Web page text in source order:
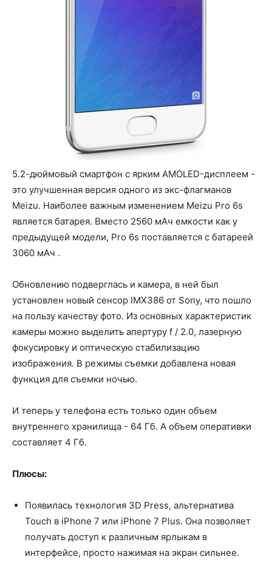
5.2-дюймовый смартфон с ярким AMOLED-дисплеем -
это улучшенная версия одного из экс-флагманов
Meizu. Наиболее важным изменением Meizu Pro 6s
является батарея. Вместо 2560 мАч емкости как у
предыдущей модели, Pro 6s поставляется с батареей
3060 мАч .
Обновлению подверглась и камера, в ней был
установлен новый сенсор IMX386 от Sony, что пошло
на пользу качеству фото. Из основных характеристик
камеры можно выделить апертуру f / 2.0, лазерную
фокусировку и оптическую стабилизацию
изображения. В режимы съемки добавлена ​​новая
функция для съемки ночью.
И теперь у телефона есть только один объем
внутреннего хранилища - 64 Гб. А объем оперативки
составляет 4 Гб.
Плюсы:
Появилась технология 3D Press, альтернатива
Touch в iPhone 7 или iPhone 7 Plus. Она позволяет
получать доступ к различным ярлыкам в
интерфейсе, просто нажимая на экран сильнее.